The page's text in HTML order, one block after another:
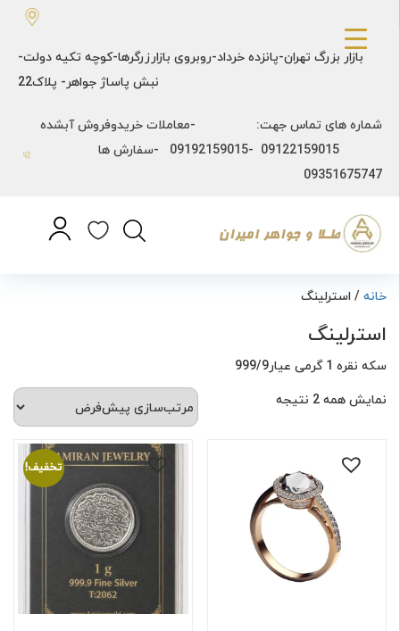
بازار بزرگ تهران-پانزده خرداد-روبروی بازارزرگرها-کوچه تکیه دولت-
نبش پاساژ جواهر- پلاک22
شماره های تماس جهت: -معاملات خریدوفروش آبشده
09122159015 -09192159015 -سفارش ها
09351675747
خانه / استرلینگ
استرلینگ
سکه نقره 1 گرمی عیار999/9
نمایش همه 2 نتیجه
تخفیف!